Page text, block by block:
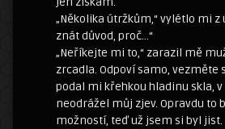
„Několika útržkům,“ vylétlo mi z
znát důvod, proč…“
„Neříkejte mi to,“ zarazil mě
zrcadla. Odpoví samo, vezměte
podal mi křehkou hladinu skla,
neodrážel můj zjev. Opravdu to
možností, teď už jsem si byl jist.